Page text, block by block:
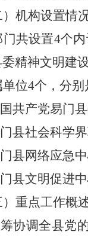
）机构设置情
门共设置4个内
精神文明建
单位4个，分别
共产党易门
县社会科学界
县网络应急
县文明促进
）重点工作概
协调全县党